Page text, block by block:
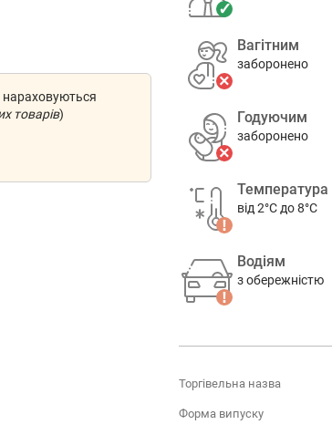
нараховуються
товарів)
Вагітним
заборонено
Годуючим
заборонено
Температура
від 2°C до 8°C
Водіям
з обережністю
Торгівельна назва
Форма випуску